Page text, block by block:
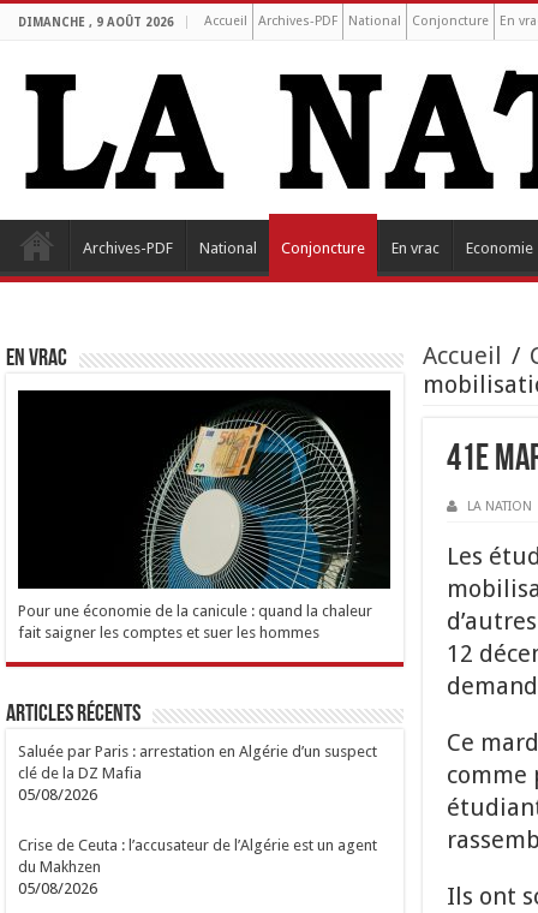
DIMANCHE , 9 AOÛT 2026 Accueil Archives-PDF National Conjoncture En
Archives-PDF National Conjoncture En vrac Economie
Accueil /
41e
LA NATION
Les
12
Ce
comme
Ils ont
EN VRAC
Pour une économie de la canicule : quand la chaleur
fait saigner les comptes et suer les hommes
Articles Récents
Saluée par Paris : arrestation en Algérie d’un suspect
clé de la DZ Mafia
05/08/2026
Crise de Ceuta : l’accusateur de l’Algérie est un agent
du Makhzen
05/08/2026